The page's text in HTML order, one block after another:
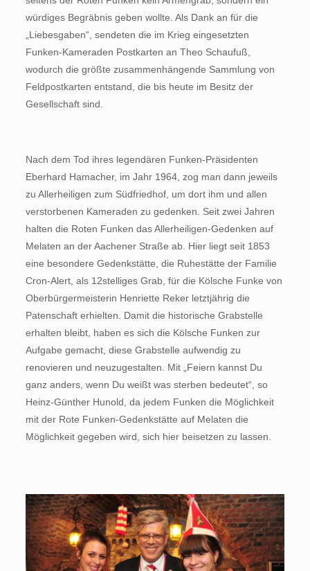
würdiges Begräbnis geben wollte. Als Dank an für die
„Liebesgaben“, sendeten die im Krieg eingesetzten
Funken-Kameraden Postkarten an Theo Schaufuß,
wodurch die größte zusammenhängende Sammlung von
Feldpostkarten entstand, die bis heute im Besitz der
Gesellschaft sind.
Nach dem Tod ihres legendären Funken-Präsidenten
Eberhard Hamacher, im Jahr 1964, zog man dann jeweils
zu Allerheiligen zum Südfriedhof, um dort ihm und allen
verstorbenen Kameraden zu gedenken. Seit zwei Jahren
halten die Roten Funken das Allerheiligen-Gedenken auf
Melaten an der Aachener Straße ab. Hier liegt seit 1853
eine besondere Gedenkstätte, die Ruhestätte der Familie
Cron-Alert, als 12stelliges Grab, für die Kölsche Funke von
Oberbürgermeisterin Henriette Reker letztjährig die
Patenschaft erhielten. Damit die historische Grabstelle
erhalten bleibt, haben es sich die Kölsche Funken zur
Aufgabe gemacht, diese Grabstelle aufwendig zu
renovieren und neuzugestalten. Mit „Feiern kannst Du
ganz anders, wenn Du weißt was sterben bedeutet“, so
Heinz-Günther Hunold, da jedem Funken die Möglichkeit
mit der Rote Funken-Gedenkstätte auf Melaten die
Möglichkeit gegeben wird, sich hier beisetzen zu lassen.